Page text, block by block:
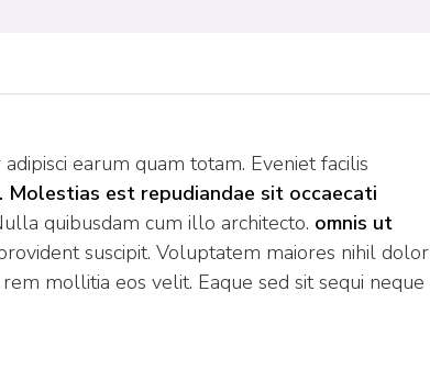
earum quam totam. Eveniet facilis
Molestias est repudiandae sit occaecati
quibusdam cum illo architecto. omnis ut
suscipit. Voluptatem maiores nihil dolor
mollitia eos velit. Eaque sed sit sequi neque